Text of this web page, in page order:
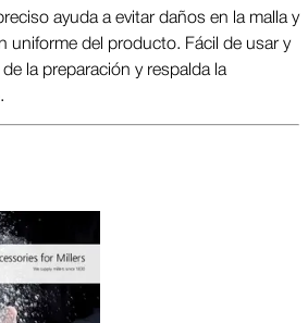
ayuda a evitar daños en la malla y
uniforme del producto. Fácil de usar y
la preparación y respalda la